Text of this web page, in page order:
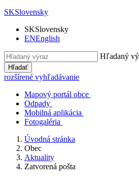
SKSlovensky
SKSlovensky
ENEnglish
Hľadaný
Hľadať
rozšírené vyhľadávanie
Mapový portál obce
Odpady
Mobilná aplikácia
Fotogaléria
Úvodná stránka
Obec
Aktuality
Zatvorená pošta